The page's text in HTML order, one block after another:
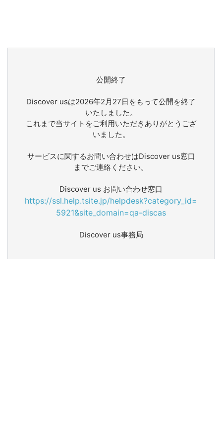
公開終了
Discover usは2026年2月27日をもって公開を終了
いたしました。
これまで当サイトをご利用いただきありがとうござ
いました。
サービスに関するお問い合わせはDiscover us窓口
までご連絡ください。
Discover us お問い合わせ窓口
https://ssl.help.tsite.jp/helpdesk?category_id=
5921&site_domain=qa-discas
Discover us事務局